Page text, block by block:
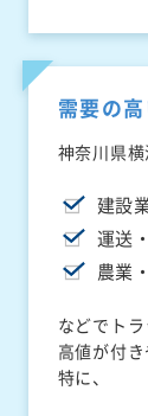
需要の
神奈川県横
建設
運送
農業
などでト
高値が付き
特に、